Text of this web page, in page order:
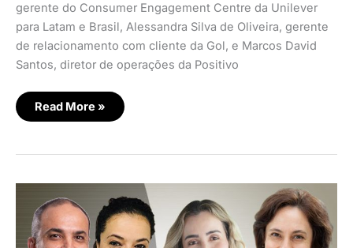
gerente do Consumer Engagement Centre da Unilever
para Latam e Brasil, Alessandra Silva de Oliveira, gerente
de relacionamento com cliente da Gol, e Marcos David
Santos, diretor de operações da Positivo
Read More »
do
home
office
permanece
como